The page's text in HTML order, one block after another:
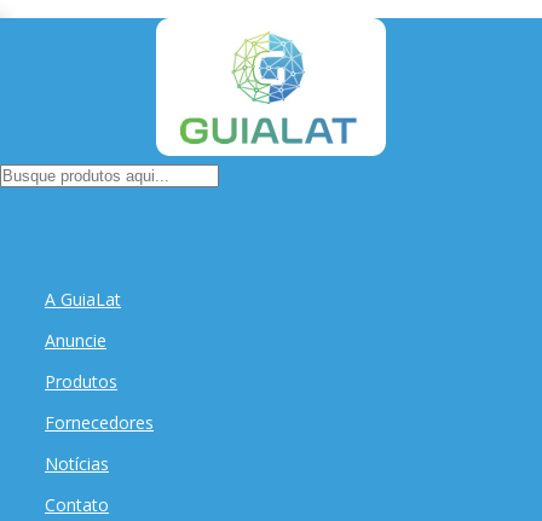
A GuiaLat
Anuncie
Produtos
Fornecedores
Notícias
Contato